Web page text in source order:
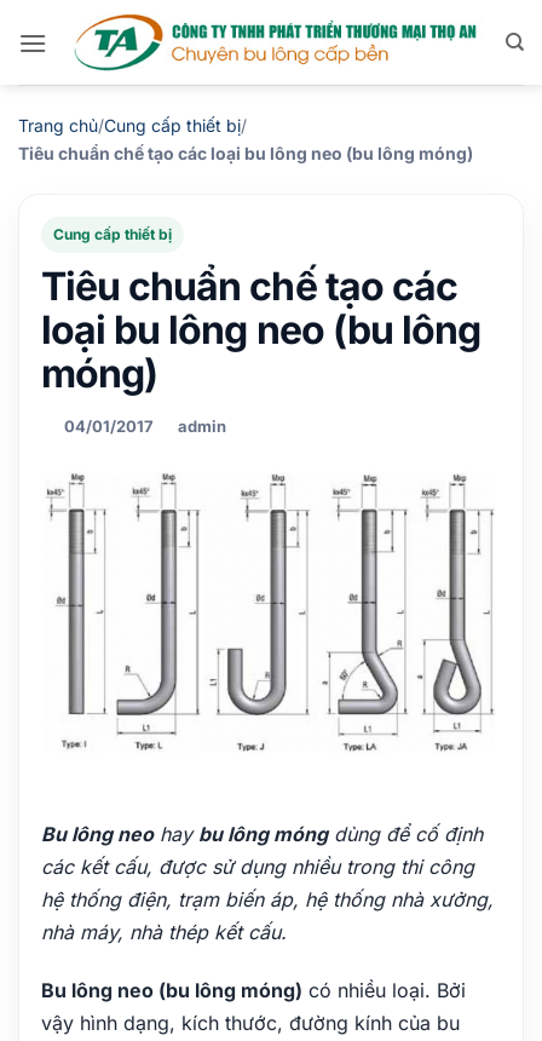
qua
Trang chủ/Cung cấp thiết bị/
Tiêu chuẩn chế tạo các loại bu lông neo (bu lông móng)
Cung cấp thiết bị
Tiêu chuẩn chế tạo các
loại bu lông neo (bu lông
móng)
04/01/2017 admin
Bu lông neohay bu lông móngdùng để cố định
các kết cấu, được sử dụng nhiều trong thi công
hệ thống điện, trạm biến áp, hệ thống nhà xưởng,
nhà máy, nhà thép kết cấu.
Bu lông neo (bu lông móng) có nhiều loại. Bởi
vậy hình dạng, kích thước, đường kính của bu